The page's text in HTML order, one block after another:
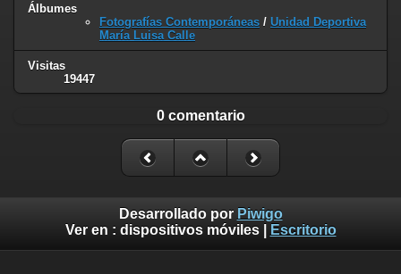
Álbumes
Fotografías Contemporáneas / Unidad Deportiva
María Luisa Calle
Visitas
19447
0 comentario
Desarrollado por Piwigo
Ver en : dispositivos móviles| Escritorio